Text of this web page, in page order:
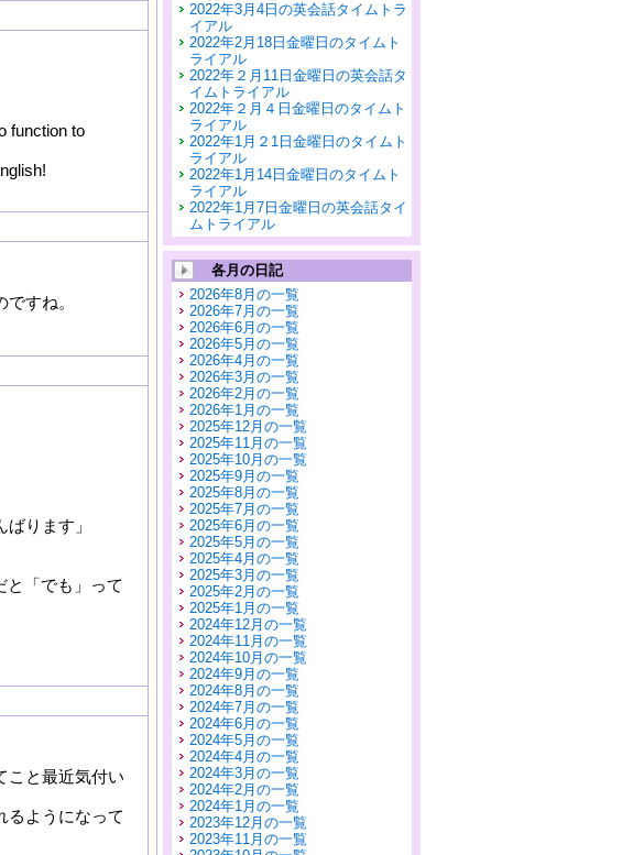
function to
すね。
ります」
と「でも」って
こと最近気付い
るようになって
2022年3月4日の英会話タイムトラ
イアル
2022年2月18日金曜日のタイムト
ライアル
2022年２月11日金曜日の英会話タ
イムトライアル
2022年２月４日金曜日のタイムト
ライアル
2022年1月２1日金曜日のタイムト
ライアル
2022年1月14日金曜日のタイムト
ライアル
2022年1月7日金曜日の英会話タイ
ムトライアル
各月の日記
2026年8月の一覧
2026年7月の一覧
2026年6月の一覧
2026年5月の一覧
2026年4月の一覧
2026年3月の一覧
2026年2月の一覧
2026年1月の一覧
2025年12月の一覧
2025年11月の一覧
2025年10月の一覧
2025年9月の一覧
2025年8月の一覧
2025年7月の一覧
2025年6月の一覧
2025年5月の一覧
2025年4月の一覧
2025年3月の一覧
2025年2月の一覧
2025年1月の一覧
2024年12月の一覧
2024年11月の一覧
2024年10月の一覧
2024年9月の一覧
2024年8月の一覧
2024年7月の一覧
2024年6月の一覧
2024年5月の一覧
2024年4月の一覧
2024年3月の一覧
2024年2月の一覧
2024年1月の一覧
2023年12月の一覧
2023年11月の一覧